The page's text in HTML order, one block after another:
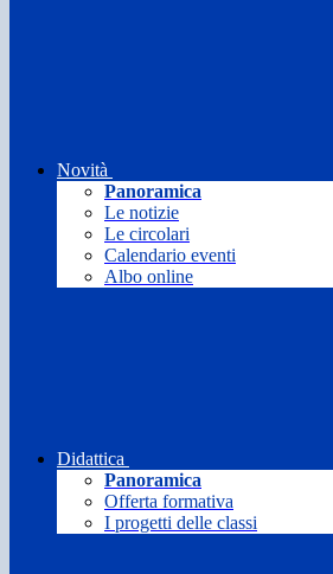
Novità
Panoramica
Le notizie
Le circolari
Calendario eventi
Albo online
Didattica
Panoramica
Offerta formativa
I progetti delle classi